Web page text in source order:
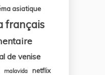
asiatique
français
de venise
malavida netflix